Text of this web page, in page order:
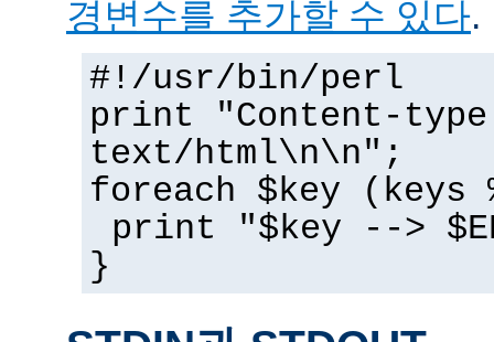
경변수를 추가할 수 있다.
#!/usr/bin/perl
print "Content-
text/html\n\n";
foreach $key (keys
print "$key -->
}